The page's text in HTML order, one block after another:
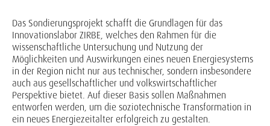
Das Sondierungsprojekt schafft die Grundlagen für das
Innovationslabor ZIRBE, welches den Rahmen für die
wissenschaftliche Untersuchung und Nutzung der
Möglichkeiten und Auswirkungen eines neuen Energiesystems
in der Region nicht nur aus technischer, sondern insbesondere
auch aus gesellschaftlicher und volkswirtschaftlicher
Perspektive bietet. Auf dieser Basis sollen Maßnahmen
entworfen werden, um die soziotechnische Transformation in
ein neues Energiezeitalter erfolgreich zu gestalten.